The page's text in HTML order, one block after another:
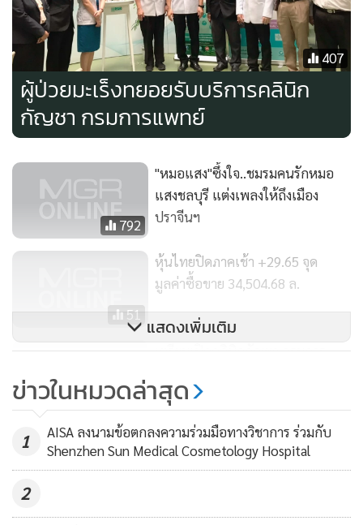
407
ผู้ป่วยมะเร็งทยอยรับบริการคลินิก
กัญชา กรมการแพทย์
792
"หมอแสง"ซึ้งใจ..ชมรมคนรักหมอ
แสงชลบุรี แต่งเพลงให้ถึงเมือง
ปราจีนฯ
51
หุ้นไทยปิดภาคเช้า +29.65 จุด
มูลค่าซื้อขาย 34,504.68 ล.
1,502
เตรียมเปิดคลินิกกัญชา กรมการ
3-4 ลงทะเบียนรับบริการฟรี
แสดงเพิ่มเติม
ข่าวในหมวดล่าสุด
1
AISA ลงนามข้อตกลงความร่วมมือทางวิชาการ ร่วมกับ
Shenzhen Sun Medical Cosmetology Hospital
2